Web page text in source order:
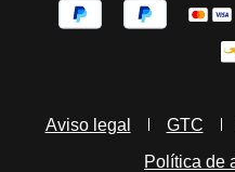
Aviso legal GTC
Política de